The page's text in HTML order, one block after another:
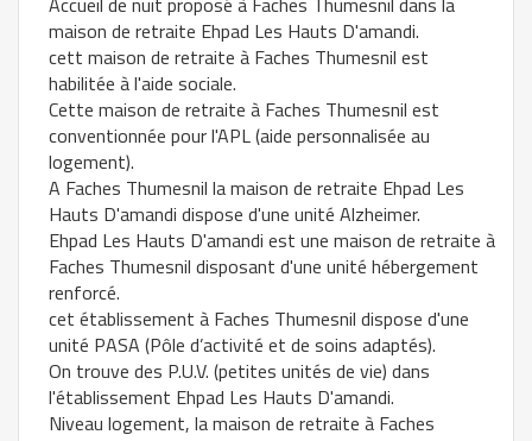
maison de retraite Ehpad Les Hauts D'amandi.
cett maison de retraite à Faches Thumesnil est
habilitée à l'aide sociale.
Cette maison de retraite à Faches Thumesnil est
conventionnée pour l'APL (aide personnalisée au
logement).
A Faches Thumesnil la maison de retraite Ehpad Les
Hauts D'amandi dispose d'une unité Alzheimer.
Ehpad Les Hauts D'amandi est une maison de retraite à
Faches Thumesnil disposant d'une unité hébergement
renforcé.
cet établissement à Faches Thumesnil dispose d'une
unité PASA (Pôle d’activité et de soins adaptés).
On trouve des P.U.V. (petites unités de vie) dans
l'établissement Ehpad Les Hauts D'amandi.
Niveau logement, la maison de retraite à Faches